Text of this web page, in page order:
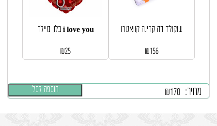
מחיר: ₪170 הוספה לסל
בלון מיילר i love you
₪25
שוקולד דה קרינה קוואטרו
₪156